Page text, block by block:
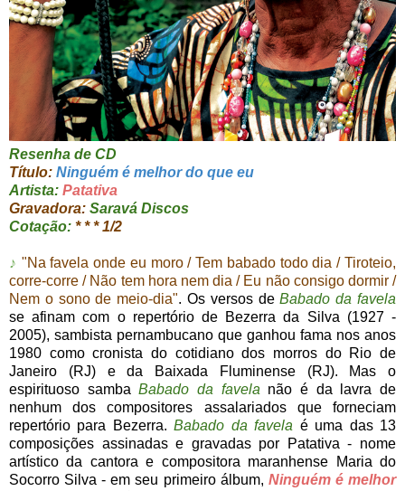
Resenha de CD
Título: Ninguém é melhor do que eu
Artista: Patativa
Gravadora: Saravá Discos
Cotação: * * * 1/2
♪ "Na favela onde eu moro / Tem babado todo dia / Tiroteio,
corre-corre / Não tem hora nem dia / Eu não consigo dormir /
Nem o sono de meio-dia". Os versos deBabado da favela
se afinam com o repertório de Bezerra da Silva (1927 -
2005), sambista pernambucano que ganhou fama nos anos
1980 como cronista do cotidiano dos morros do Rio de
Janeiro (RJ) e da Baixada Fluminense (RJ). Mas o
espirituoso sambaBabado da favela não é da lavra de
nenhum dos compositores assalariados que forneciam
repertório para Bezerra.Babado da favela é uma das 13
composições assinadas e gravadas por Patativa - nome
artístico da cantora e compositora maranhense Maria do
Socorro Silva - em seu primeiro álbum, Ninguém é melhor